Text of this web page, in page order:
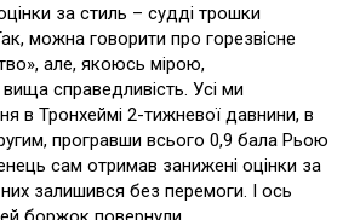
за стиль – судді трошки
можна говорити про горезвісне
але, якоюсь мірою,
справедливість. Усі ми
в Тронхеймі 2-тижневої давнини, в
програвши всього 0,9 бала Рьою
сам отримав занижені оцінки за
залишився без перемоги. І ось